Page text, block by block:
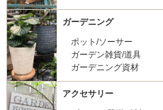
ガーデニング
ポット/ソーサー
ガーデン雑貨/道具
ガーデニング資材
アクセサリー